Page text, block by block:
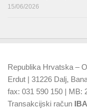
15/06/2026
Republika Hrvatska –
Erdut | 31226 Dalj,
fax: 031 590 150 | MB:
Transakcijski račun